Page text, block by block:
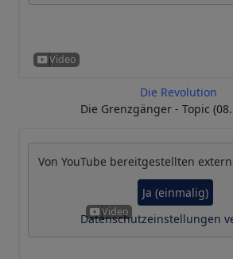
Die Revolution
Die Grenzgänger - Topic
Von YouTube bereitgestellten
Ja (einmalig)
Datenschutzeinstellungen